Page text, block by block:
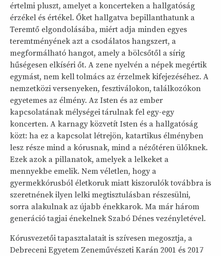
értelmi pluszt, amelyet a koncerteken a hallgatóság
érzékel és értékel. Őket hallgatva bepillanthatunk a
Teremtő elgondolásába, miért adja minden egyes
teremtményének azt a csodálatos hangszert, a
megformálható hangot, amely a bölcsőtől a sírig
hűségesen elkíséri őt. A zene nyelvén a népek megértik
egymást, nem kell tolmács az érzelmek kifejezéséhez. A
nemzetközi versenyeken, fesztiválokon, találkozókon
egyetemes az élmény. Az Isten és az ember
kapcsolatának mélységei tárulnak fel egy-egy
koncerten. A karnagy közvetít Isten és a hallgatóság
közt: ha ez a kapcsolat létrejön, katartikus élményben
lesz része mind a kórusnak, mind a nézőtéren ülőknek.
Ezek azok a pillanatok, amelyek a lelkeket a
mennyekbe emelik. Nem véletlen, hogy a
gyermekkórusból életkoruk miatt kiszorulók továbbra is
szeretnének ilyen lelki megtisztulásban részesülni,
sorra alakulnak az újabb énekkarok. Ma már három
generáció tagjai énekelnek Szabó Dénes vezényletével.
Kórusvezetői tapasztalatait is szívesen megosztja, a
Debreceni Egyetem Zeneművészeti Karán 2001 és 2017